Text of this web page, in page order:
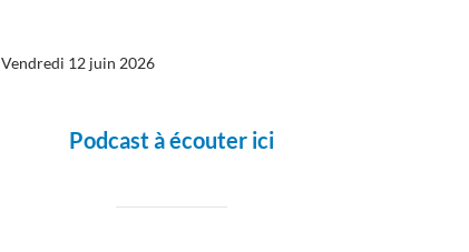
Vendredi 12 juin 2026
Podcast à écouter ici